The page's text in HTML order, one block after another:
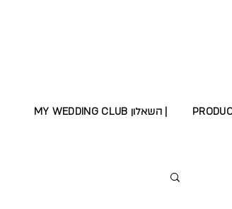
MY WEDDING CLUB השאלון |